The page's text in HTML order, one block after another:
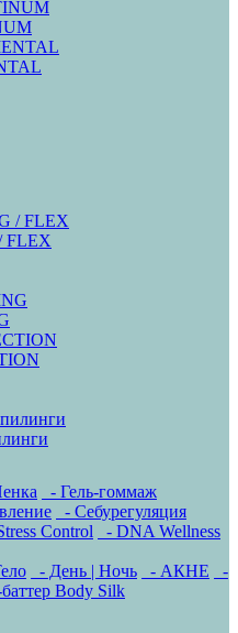
FLEX
- Гель-гоммаж
- Себурегуляция
Control
- DNA Wellness
- День | Ночь - АКНЕ
-
Body Silk